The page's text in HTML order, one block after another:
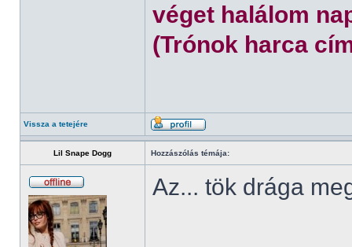
véget halálom
(Trónok harca
Vissza a tetejére
Lil Snape Dogg Hozzászólás témája:
Az... tök drága